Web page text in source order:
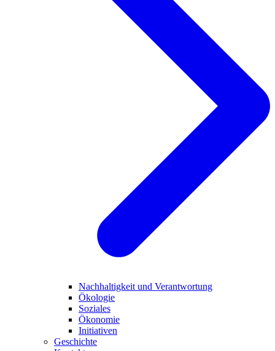
Nachhaltigkeit und Verantwortung
Ökologie
Soziales
Ökonomie
Initiativen
Geschichte